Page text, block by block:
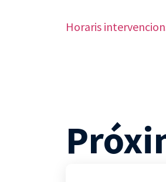
Horaris